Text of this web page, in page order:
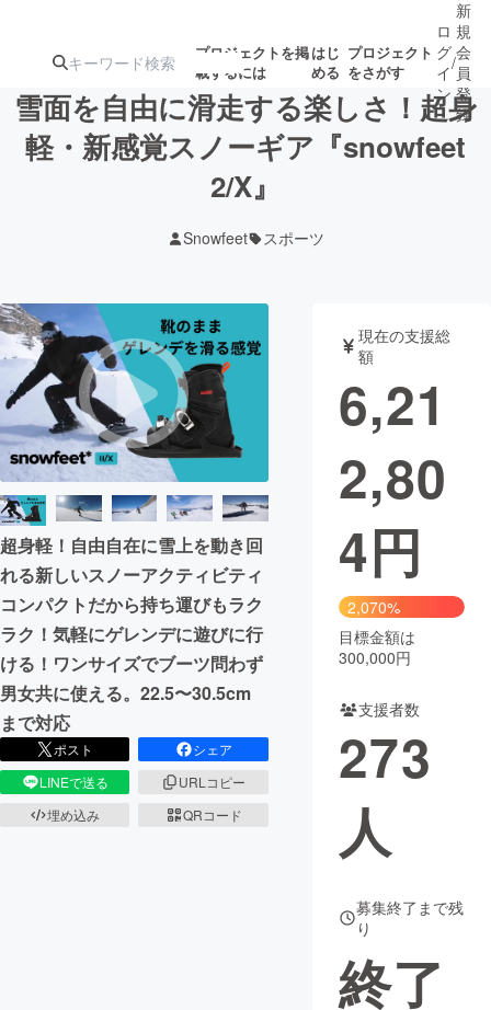
プロジェクトを掲
載するには
はじ
める
プロジェクト
をさがす
注目の新着プロ募集終了が近いプ
テクノロジー・ガジェット
映像・映画 書籍・雑誌
ビジネス・起業 チャレンジ
まちづくり・地域活性化
CAMPFIRE for Social Good
CAMPFIRE Creation
CAMPFIREふるさと納税machi-ya コミュニティ
ロ
グ
イ
ン
/
新
規
会
員
登
録
雪面を自由に滑走する楽しさ！超身
軽・新感覚スノーギア『snowfeet
2/X』
Snowfeet スポーツ
超身軽！自由自在に雪上を動き回
れる新しいスノーアクティビティ
コンパクトだから持ち運びもラク
ラク！気軽にゲレンデに遊びに行
ける！ワンサイズでブーツ問わず
男女共に使える。22.5〜30.5cm
まで対応
ポスト
シェア
LINEで送る
URLコピー
埋め込み
QRコード
現在の支援総
額
6,21
2,80
4円
2,070%
目標金額は
300,000円
支援者数
273
人
募集終了まで残
り
終了